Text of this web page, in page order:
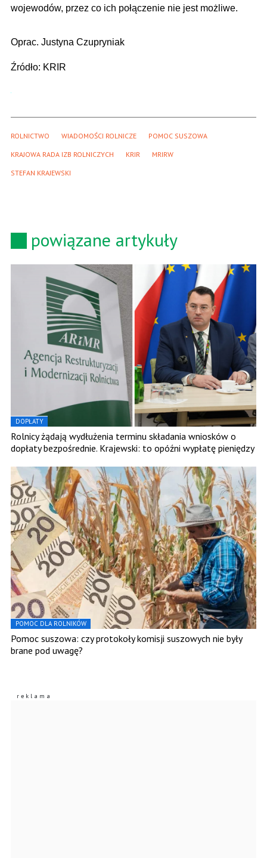
wojewodów, przez co ich połączenie nie jest możliwe.
Oprac. Justyna Czupryniak
Źródło: KRIR
ROLNICTWO WIADOMOŚCI ROLNICZE POMOC SUSZOWA
KRAJOWA RADA IZB ROLNICZYCH KRIR MRIRW
STEFAN KRAJEWSKI
powiązane artykuły
DOPŁATY
Rolnicy żądają wydłużenia terminu składania wniosków o
dopłaty bezpośrednie. Krajewski: to opóźni wypłatę pieniędzy
POMOC DLA ROLNIKÓW
Pomoc suszowa: czy protokoły komisji suszowych nie były
brane pod uwagę?